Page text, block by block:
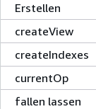
Erstellen
createView
createIndexes
currentOp
fallen lassen